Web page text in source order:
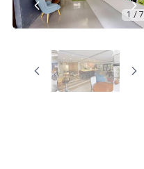
1 / 7